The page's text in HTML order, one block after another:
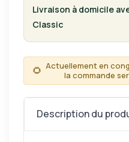
Livraison à domicile
Classic
🌻 Actuellement en
la commande
Description du